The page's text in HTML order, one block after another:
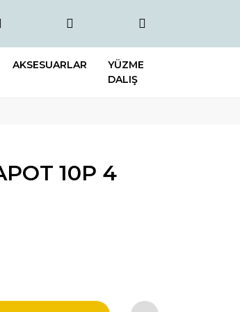
AKSESUARLAR
YÜZME
DALIŞ
10P 4